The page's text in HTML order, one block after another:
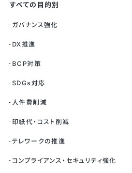
すべての目的別
ガバナンス強化
DX推進
BCP対策
SDGs対応
人件費削減
印紙代・コスト削減
テレワークの推進
コンプライアンス・セキュリティ強化